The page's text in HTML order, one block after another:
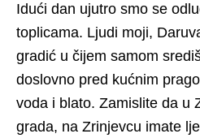
Idući dan ujutro smo se
toplicama. Ljudi moji,
gradić u čijem samom
doslovno pred kućnim
voda i blato. Zamislite da u
grada, na Zrinjevcu imate